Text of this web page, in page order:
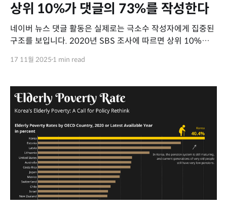
상위 10%가 댓글의 73%를 작성한다
네이버 뉴스 댓글 활동은 실제로는 극소수 작성자에게 집중된
구조를 보입니다. 2020년 SBS 조사에 따르면 상위 10%
대부분의 사용자는 매우 낮은 수준의 참여만을 보였습니다.
가능성을 높이며, 댓글 기반 여론 해석 시 주의가 필요함을
17 11월 2025 1 min read